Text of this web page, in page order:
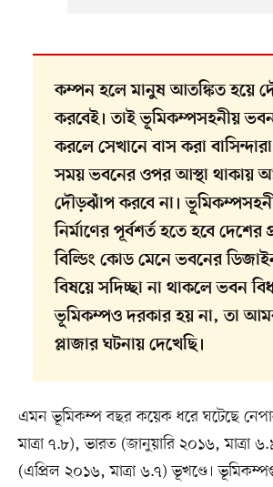
কম্পন হলে মানুষ আতঙ্কিত হয়ে
করবেই। তাই ভূমিকম্পসহনীয় ভবন
করলে সেখানে বাস করা
সময় ভবনের ওপর আস্থা থাকায়
দৌড়ঝাঁপ করবে না।
নির্মাণের পূর্বশর্ত হতে হবে দেশের
বিল্ডিং কোড মেনে ভবনের
বিষয়ে সদিচ্ছা না থাকলে ভবন
ভূমিকম্পও দরকার হয় না, তা
প্লাজার ঘটনায় দেখেছি।
এমন ভূমিকম্প বছর কয়েক ধরে ঘটেছে
মাত্রা ৭.৮), ভারত (জানুয়ারি ২০১৬, মাত্রা
(এপ্রিল ২০১৬, মাত্রা ৬.৭) ভূখণ্ডে।